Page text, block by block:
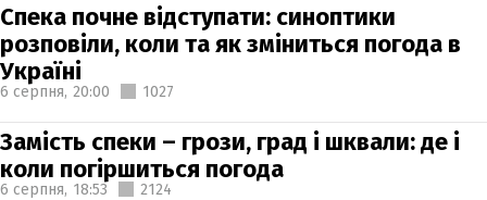
Спека почне відступати: синоптики
розповіли, коли та як зміниться погода в
Україні
6 серпня, 20:00 1027
Замість спеки – грози, град і шквали: де і
коли погіршиться погода
6 серпня, 18:53 2124